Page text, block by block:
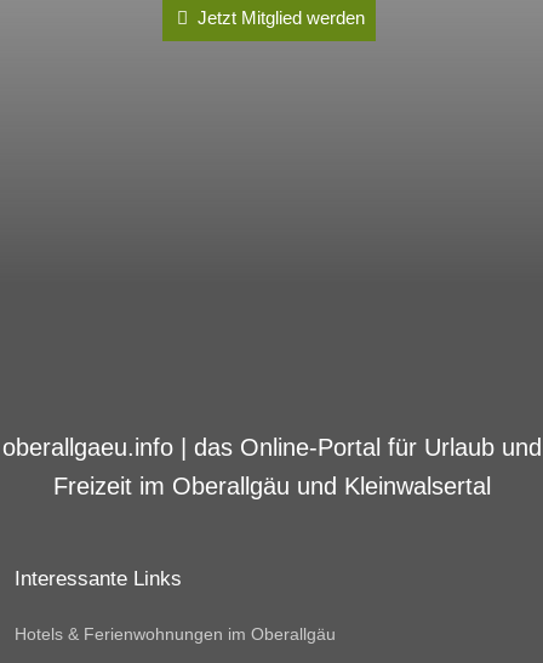
Jetzt Mitglied werden
oberallgaeu.info | das Online-Portal für Urlaub und
Freizeit im Oberallgäu und Kleinwalsertal
Interessante Links
Hotels & Ferienwohnungen im Oberallgäu